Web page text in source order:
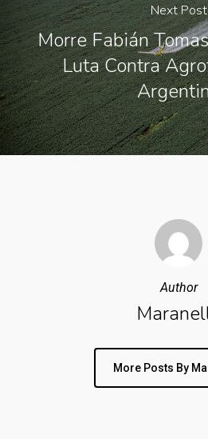
Next Post
Morre Fabián
Luta Contra
Author
More Posts By